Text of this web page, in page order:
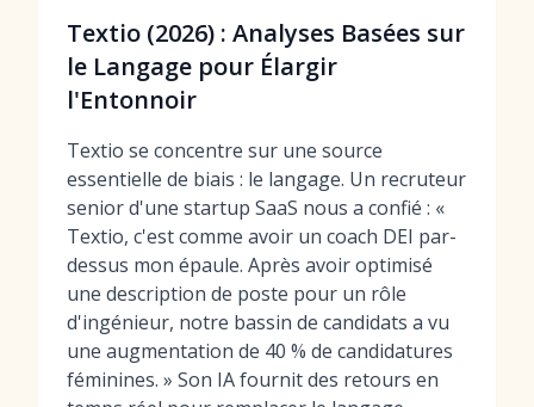
Textio (2026) : Analyses Basées sur
le Langage pour Élargir
l'Entonnoir
Textio se concentre sur une source
essentielle de biais : le langage. Un recruteur
senior d'une startup SaaS nous a confié : «
Textio, c'est comme avoir un coach DEI par-
dessus mon épaule. Après avoir optimisé
une description de poste pour un rôle
d'ingénieur, notre bassin de candidats a vu
une augmentation de 40 % de candidatures
féminines. » Son IA fournit des retours en